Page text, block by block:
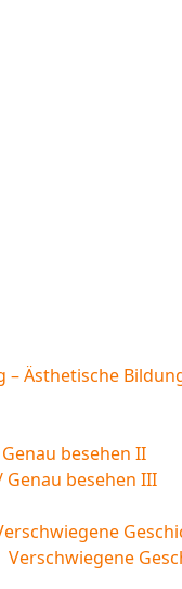
Ästhetische
besehen II
Genau besehen III